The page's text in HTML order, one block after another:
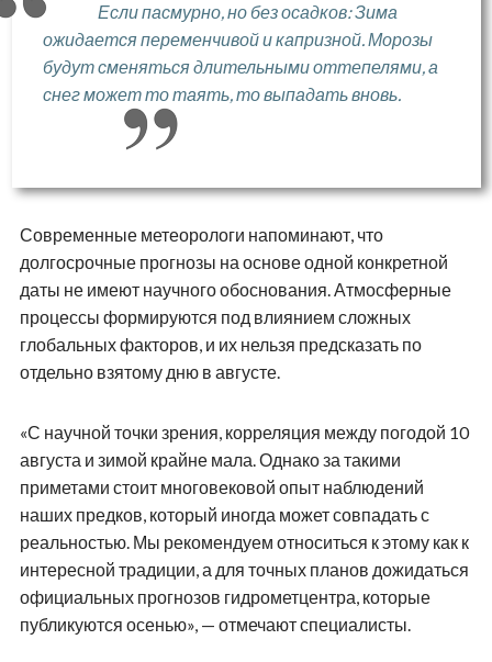
Если пасмурно, но без осадков: Зима
ожидается переменчивой и капризной. Морозы
будут сменяться длительными оттепелями, а
снег может то таять, то выпадать вновь.
Современные метеорологи напоминают, что
долгосрочные прогнозы на основе одной конкретной
даты не имеют научного обоснования. Атмосферные
процессы формируются под влиянием сложных
глобальных факторов, и их нельзя предсказать по
отдельно взятому дню в августе.
«С научной точки зрения, корреляция между погодой 10
августа и зимой крайне мала. Однако за такими
приметами стоит многовековой опыт наблюдений
наших предков, который иногда может совпадать с
реальностью. Мы рекомендуем относиться к этому как к
интересной традиции, а для точных планов дожидаться
официальных прогнозов гидрометцентра, которые
публикуются осенью», — отмечают специалисты.